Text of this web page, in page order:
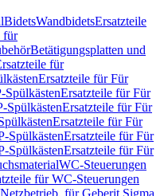
BidetsWandbidetsErsatzteile
für
Betätigungsplatten und
für
Ersatzteile für Für
SpülkästenErsatzteile für Für
SpülkästenErsatzteile für Für
Ersatzteile für Für
SpülkästenErsatzteile für Für
SpülkästenErsatzteile für Für
WC-Steuerungen
für WC-Steuerungen
für Geberit Sigma